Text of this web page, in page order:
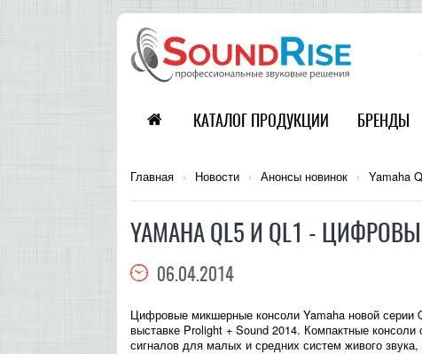
КАТАЛОГ ПРОДУКЦИИ БРЕНДЫ
Главная › Новости › Анонсы новинок › Yamaha
YAMAHA QL5 И QL1 -
06.04.2014
Цифровые микшерные консоли Yamaha новой серии
выставке Prolight + Sound 2014. Компактные
сигналов для малых и средних систем живого